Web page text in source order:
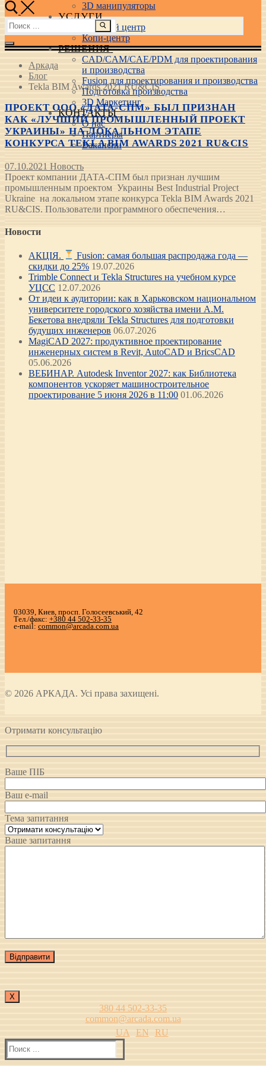
3D манипуляторы
УСЛУГИ
Учебный центр
Копи-центр
РЕШЕНИЯ
CAD/CAM/CAE/PDM для проектирования
и производства
Fusion для проектирования и производства
Подготовка производства
3D Маркетинг
КОНТАКТЫ
О нас
Партнеры
Вакансии
Найти:
Аркада
Блог
Tekla BIM Awards 2021 RU&CIS
ПРОЕКТ ООО «ДАТА-СПМ» БЫЛ ПРИЗНАН
КАК «ЛУЧШИЙ ПРОМЫШЛЕННЫЙ ПРОЕКТ
УКРАИНЫ» НА ЛОКАЛЬНОМ ЭТАПЕ
КОНКУРСА TEKLA BIM AWARDS 2021 RU&CIS
07.10.2021 Новость
Проект компании ДАТА-СПМ был признан лучшим
промышленным проектом Украины Best Industrial Project
Ukraine на локальном этапе конкурса Tekla BIM Awards 2021
RU&CIS. Пользователи программного обеспечения…
Новости
АКЦІЯ.
Fusion: самая большая распродажа года —
скидки до 25% 19.07.2026
Trimble Connect и Tekla Structures на учебном курсе
УЦСС 12.07.2026
От идеи к аудитории: как в Харьковском национальном
университете городского хозяйства имени А.М.
Бекетова внедряли Tekla Structures для подготовки
будущих инженеров 06.07.2026
MagiCAD 2027: продуктивное проектирование
инженерных систем в Revit, AutoCAD и BricsCAD
05.06.2026
ВЕБИНАР. Autodesk Inventor 2027: как Библиотека
компонентов ускоряет машиностроительное
проектирование 5 июня 2026 в 11:00 01.06.2026
03039, Киев, просп. Голосеевський, 42
Тел./факс: +380 44 502-33-35
e-mail: common@arcada.com.ua
© 2026 АРКАДА. Усі права захищені.
Отримати консультацію
Ваше ПІБ
Ваш e-mail
Тема запитання
Ваше запитання
Х
380 44 502-33-35
common@arcada.com.ua
UA
EN
RU
Найти: